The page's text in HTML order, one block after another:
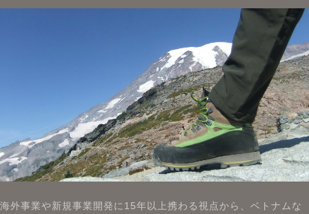
海外事業や新規事業開発に15年以上携わる視点から、ベトナムな